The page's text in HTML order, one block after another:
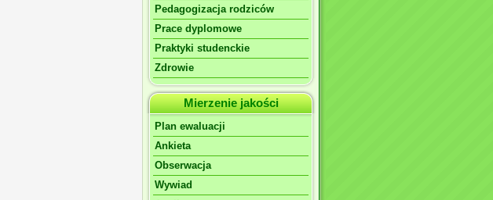
Pedagogizacja rodziców
Prace dyplomowe
Praktyki studenckie
Zdrowie
Mierzenie jakości
Plan ewaluacji
Ankieta
Obserwacja
Wywiad